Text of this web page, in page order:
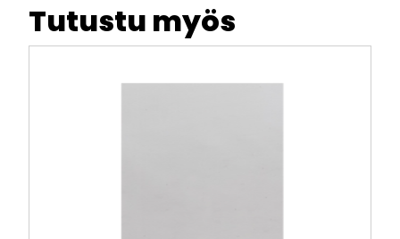
Tutustu myös